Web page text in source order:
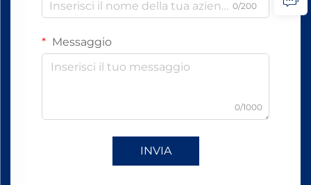
0/200
Messaggio
0/1000
INVIA